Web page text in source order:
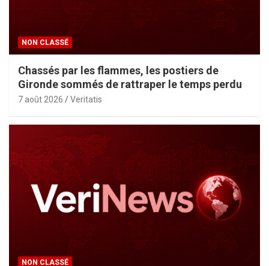
NON CLASSÉ
Chassés par les flammes, les postiers de
Gironde sommés de rattraper le temps perdu
7 août 2026 Veritatis
NON CLASSÉ